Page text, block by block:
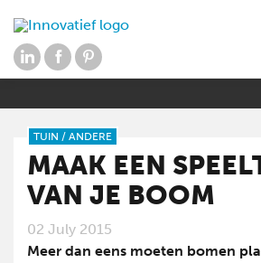
TUIN / ANDERE
MAAK EEN
VAN JE BOOM
02 July 2015
Meer dan eens moeten bomen